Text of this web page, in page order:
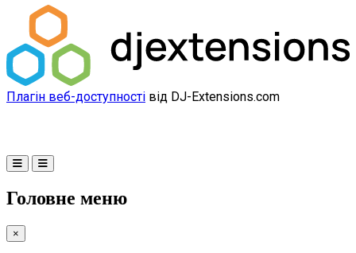
Плагін веб-доступності від DJ-Extensions.com
Головне меню
×